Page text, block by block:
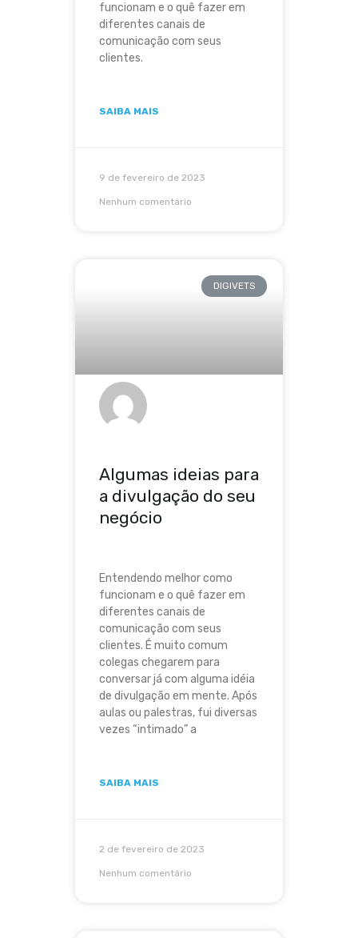
funcionam e o quê fazer em
diferentes canais de
comunicação com seus
clientes.
SAIBA MAIS
9 de fevereiro de 2023
Nenhum comentário
DIGIVETS
Algumas ideias para
a divulgação do seu
negócio
Entendendo melhor como
funcionam e o quê fazer em
diferentes canais de
comunicação com seus
clientes. É muito comum
colegas chegarem para
conversar já com alguma idéia
de divulgação em mente. Após
aulas ou palestras, fui diversas
vezes “intimado” a
SAIBA MAIS
2 de fevereiro de 2023
Nenhum comentário